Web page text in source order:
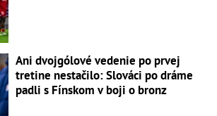
Ani dvojgólové vedenie po prvej
tretine nestačilo: Slováci po dráme
padli s Fínskom v boji o bronz